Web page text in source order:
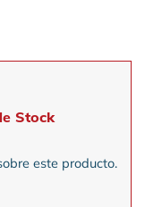
Stock
este producto.